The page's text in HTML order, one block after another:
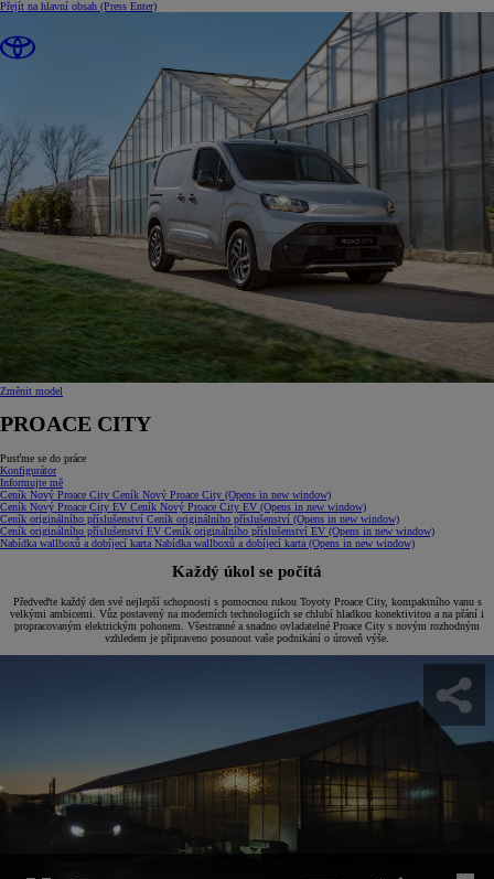
Přejít na hlavní obsah (Press Enter)
Změnit model
PROACE CITY
Pusťme se do práce
Konfigurátor
Informujte mě
Ceník Nový Proace City Ceník Nový Proace City (Opens in new window)
Ceník Nový Proace City EV Ceník Nový Proace City EV (Opens in new window)
Ceník originálního příslušenství Ceník originálního příslušenství (Opens in new window)
Ceník originálního příslušenství EV Ceník originálního příslušenství EV (Opens in new window)
Nabídka wallboxů a dobíjecí karta Nabídka wallboxů a dobíjecí karta (Opens in new window)
Každý úkol se počítá
Předveďte každý den své nejlepší schopnosti s pomocnou rukou Toyoty Proace City, kompaktního vanu s
velkými ambicemi. Vůz postavený na moderních technologiích se chlubí hladkou konektivitou a na přání i
propracovaným elektrickým pohonem. Všestranné a snadno ovladatelné Proace City s novým rozhodným
vzhledem je připraveno posunout vaše podnikání o úroveň výše.